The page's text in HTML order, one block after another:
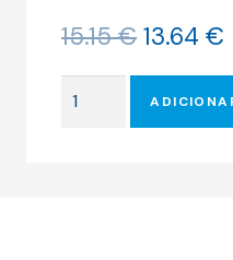
15.15€ O
original
era:
15.15 €.
13.64 €